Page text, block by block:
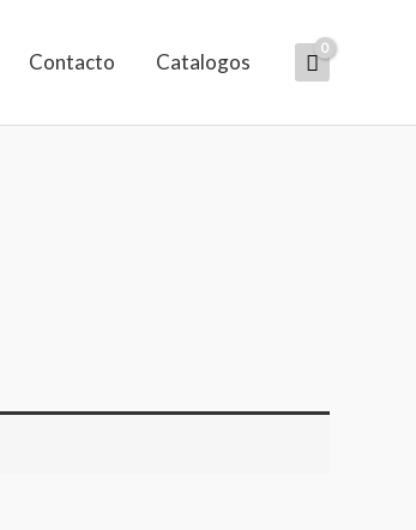
Contacto Catalogos